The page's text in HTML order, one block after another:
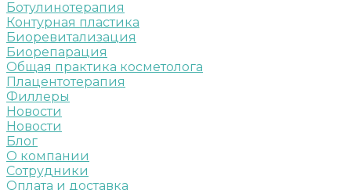
Ботулинотерапия
Контурная пластика
Биоревитализация
Биорепарация
Общая практика косметолога
Плацентотерапия
Филлеры
Новости
Новости
Блог
О компании
Сотрудники
Оплата и доставка